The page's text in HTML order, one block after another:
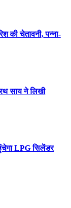
की चेतावनी, पन्ना-
साय ने लिखी
LPG सिलेंडर